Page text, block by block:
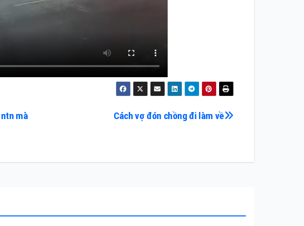
Cách vợ đón chồng đi làm về
mà